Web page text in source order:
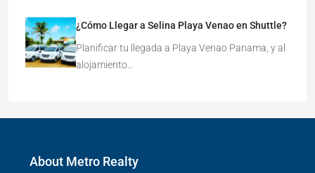
¿Cómo Llegar a Selina Playa Venao en Shuttle?
Planificar tu llegada a Playa Venao Panama, y al
alojamiento…
About Metro Realty